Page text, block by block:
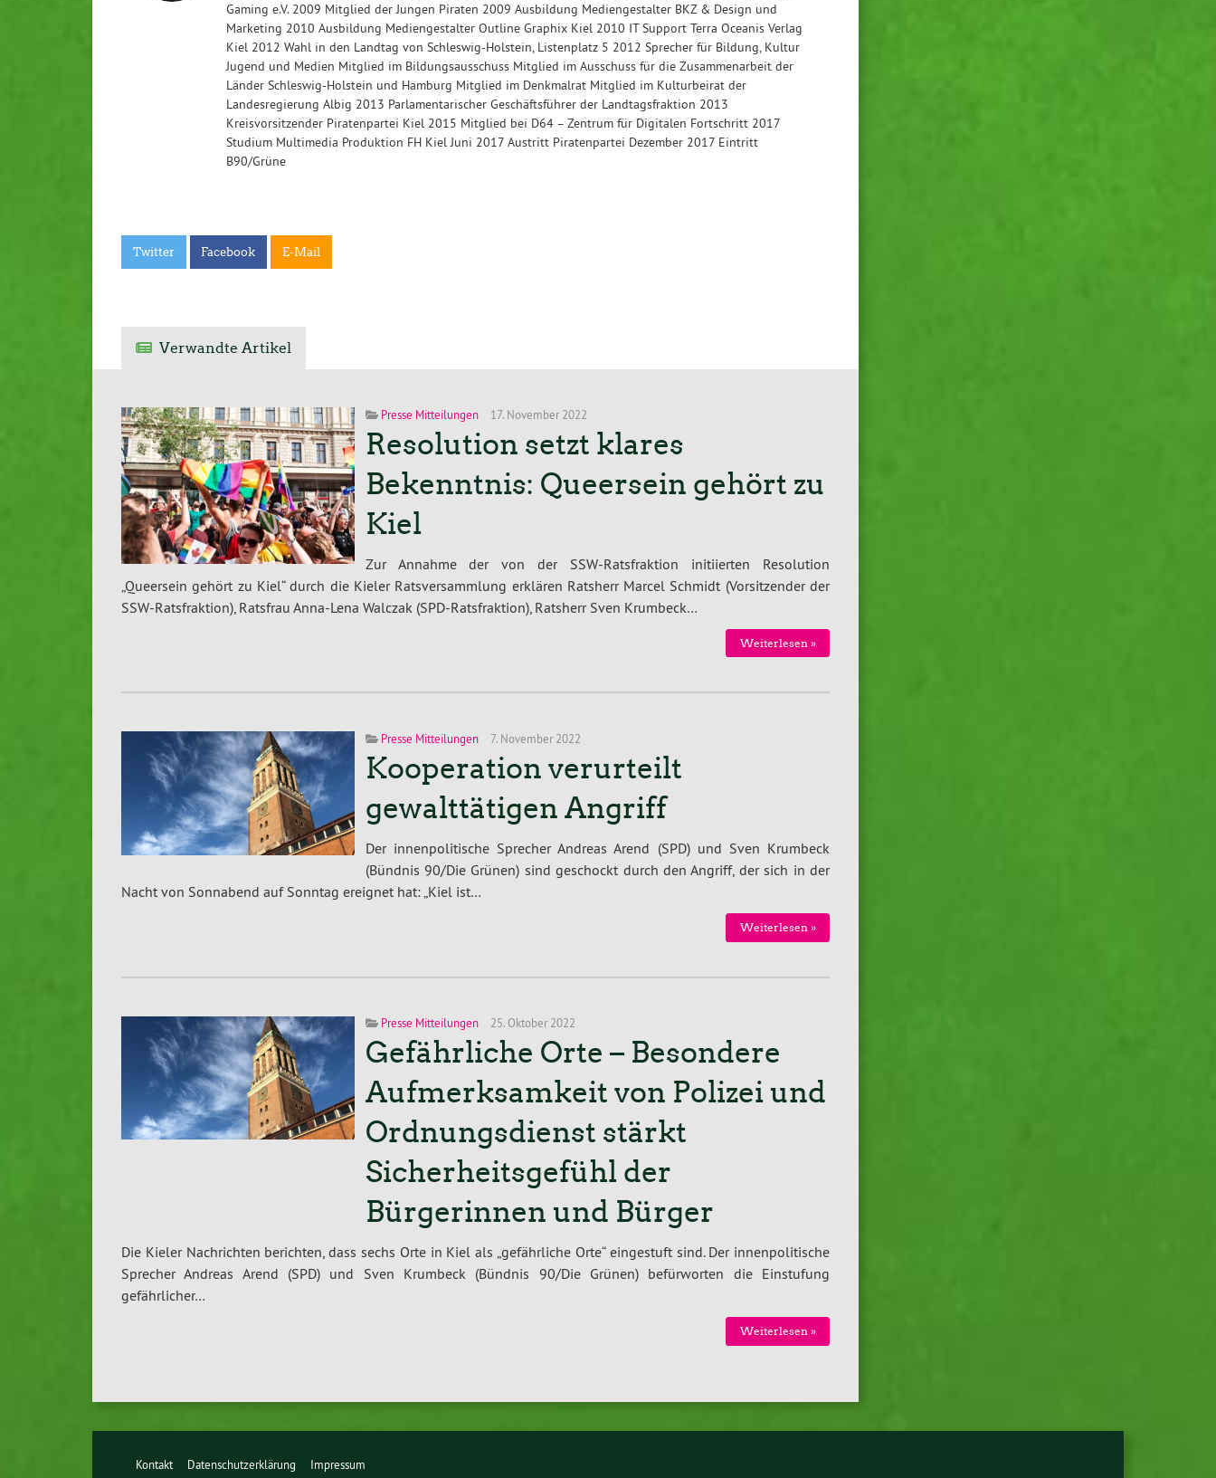
Gaming e.V. 2009 Mitglied der Jungen Piraten 2009 Ausbildung Mediengestalter BKZ & Design und
Marketing 2010 Ausbildung Mediengestalter Outline Graphix Kiel 2010 IT Support Terra Oceanis Verlag
Kiel 2012 Wahl in den Landtag von Schleswig-Holstein, Listenplatz 5 2012 Sprecher für Bildung, Kultur
Jugend und Medien Mitglied im Bildungsausschuss Mitglied im Ausschuss für die Zusammenarbeit der
Länder Schleswig-Holstein und Hamburg Mitglied im Denkmalrat Mitglied im Kulturbeirat der
Landesregierung Albig 2013 Parlamentarischer Geschäftsführer der Landtagsfraktion 2013
Kreisvorsitzender Piratenpartei Kiel 2015 Mitglied bei D64 – Zentrum für Digitalen Fortschritt 2017
Studium Multimedia Produktion FH Kiel Juni 2017 Austritt Piratenpartei Dezember 2017 Eintritt
B90/Grüne
Twitter Facebook E-Mail
Verwandte Artikel
Presse Mitteilungen 17. November 2022
Resolution setzt klares
Bekenntnis: Queersein gehört zu
Kiel
Zur Annahme der von der SSW-Ratsfraktion initiierten Resolution
„Queersein gehört zu Kiel“ durch die Kieler Ratsversammlung erklären Ratsherr Marcel Schmidt (Vorsitzender der
SSW-Ratsfraktion), Ratsfrau Anna-Lena Walczak (SPD-Ratsfraktion), Ratsherr Sven Krumbeck…
Weiterlesen »
Presse Mitteilungen 7. November 2022
Kooperation verurteilt
gewalttätigen Angriff
Der innenpolitische Sprecher Andreas Arend (SPD) und Sven Krumbeck
(Bündnis 90/Die Grünen) sind geschockt durch den Angriff, der sich in der
Nacht von Sonnabend auf Sonntag ereignet hat: „Kiel ist…
Weiterlesen »
Presse Mitteilungen 25. Oktober 2022
Gefährliche Orte – Besondere
Aufmerksamkeit von Polizei und
Ordnungsdienst stärkt
Sicherheitsgefühl der
Bürgerinnen und Bürger
Die Kieler Nachrichten berichten, dass sechs Orte in Kiel als „gefährliche Orte“ eingestuft sind. Der innenpolitische
Sprecher Andreas Arend (SPD) und Sven Krumbeck (Bündnis 90/Die Grünen) befürworten die Einstufung
gefährlicher…
Weiterlesen »
Kontakt Datenschutzerklärung Impressum